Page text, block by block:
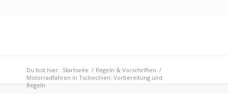
Du bist hier: Startseite / Regeln & Vorschriften /
Motorradfahren in Tschechien: Vorbereitung und
Regeln